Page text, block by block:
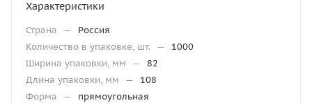
Характеристики
Страна —
Россия
Количество в упаковке, шт.
—
1000
Ширина упаковки, мм
—
82
Длина упаковки, мм
—
108
Форма
—
прямоугольная